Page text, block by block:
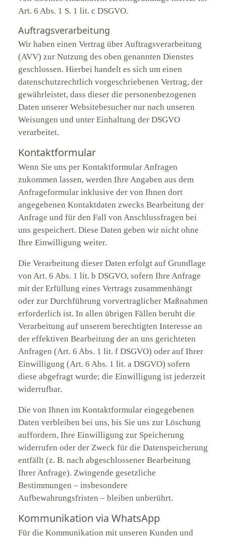
Art. 6 Abs. 1 S. 1 lit. c DSGVO.
Auftragsverarbeitung
Wir haben einen Vertrag über Auftragsverarbeitung
(AVV) zur Nutzung des oben genannten Dienstes
geschlossen. Hierbei handelt es sich um einen
datenschutzrechtlich vorgeschriebenen Vertrag, der
gewährleistet, dass dieser die personenbezogenen
Daten unserer Websitebesucher nur nach unseren
Weisungen und unter Einhaltung der DSGVO
verarbeitet.
Kontaktformular
Wenn Sie uns per Kontaktformular Anfragen
zukommen lassen, werden Ihre Angaben aus dem
Anfrageformular inklusive der von Ihnen dort
angegebenen Kontaktdaten zwecks Bearbeitung der
Anfrage und für den Fall von Anschlussfragen bei
uns gespeichert. Diese Daten geben wir nicht ohne
Ihre Einwilligung weiter.
Die Verarbeitung dieser Daten erfolgt auf Grundlage
von Art. 6 Abs. 1 lit. b DSGVO, sofern Ihre Anfrage
mit der Erfüllung eines Vertrags zusammenhängt
oder zur Durchführung vorvertraglicher Maßnahmen
erforderlich ist. In allen übrigen Fällen beruht die
Verarbeitung auf unserem berechtigten Interesse an
der effektiven Bearbeitung der an uns gerichteten
Anfragen (Art. 6 Abs. 1 lit. f DSGVO) oder auf Ihrer
Einwilligung (Art. 6 Abs. 1 lit. a DSGVO) sofern
diese abgefragt wurde; die Einwilligung ist jederzeit
widerrufbar.
Die von Ihnen im Kontaktformular eingegebenen
Daten verbleiben bei uns, bis Sie uns zur Löschung
auffordern, Ihre Einwilligung zur Speicherung
widerrufen oder der Zweck für die Datenspeicherung
entfällt (z. B. nach abgeschlossener Bearbeitung
Ihrer Anfrage). Zwingende gesetzliche
Bestimmungen – insbesondere
Aufbewahrungsfristen – bleiben unberührt.
Kommunikation via WhatsApp
Für die Kommunikation mit unseren Kunden und